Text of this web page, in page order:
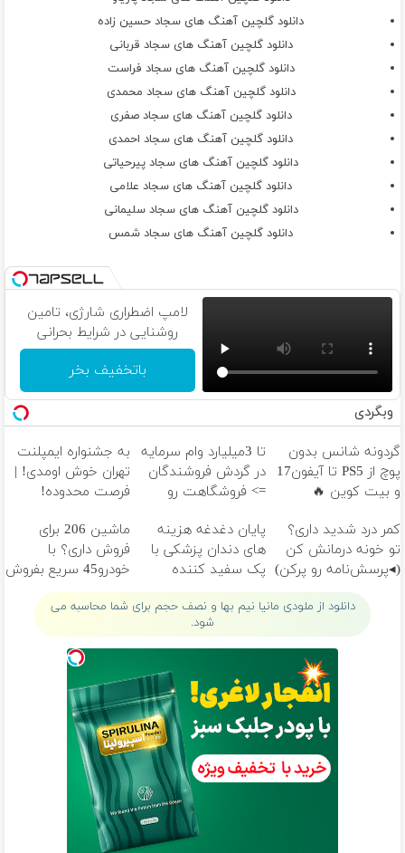
که دیگه نمیمونم
یجا که قدرتو نمیدونن نمیمونم نمیمونم
اخراجی از دلم این دفعه میخام از قصد برم
اون دورا نقطشم یجایی تو این شهر گم بشم
که نرسه دسته دلی به قلبم دیگه
بعد تو شکستم دیگه شکستم دیگه
دانلود گلچین آهنگ های سجاد حسین زاده
دانلود گلچین آهنگ های سجاد قربانی
دانلود گلچین آهنگ های سجاد فراست
دانلود گلچین آهنگ های سجاد محمدی
دانلود گلچین آهنگ های سجاد صفری
دانلود گلچین آهنگ های سجاد احمدی
دانلود گلچین آهنگ های سجاد پیرحیاتی
دانلود گلچین آهنگ های سجاد علامی
دانلود گلچین آهنگ های سجاد سلیمانی
دانلود گلچین آهنگ های سجاد شمس
لامپ اضطراری شارژی، تامین
روشنایی در شرایط بحرانی
باتخفیف بخر
وبگردی
گردونه شانس بدون
پوچ از PS5 تا آیفون17
و بیت کوین 🔥
تا 3میلیارد وام سرمایه
در گردش فروشندگان
=> فروشگاهت رو
به جشنواره ایمپلنت
تهران خوش اومدی! |
فرصت محدوده!
کمر درد شدید داری؟
تو خونه درمانش کن
(◂پرسش‌نامه رو پرکن)
پایان دغدغه هزینه
های دندان پزشکی با
پک سفید کننده
خانگی
ماشین 206 برای
فروش داری؟ با
خودرو45 سریع بفروش
دانلود از ملودی مانیا نیم بها و نصف حجم برای شما محاسبه می
شود.